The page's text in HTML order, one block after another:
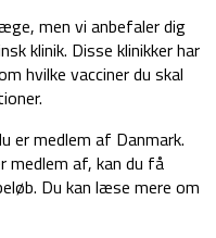
men vi anbefaler dig
klinik. Disse klinikker har
hvilke vacciner du skal
er medlem af Danmark.
medlem af, kan du få
Du kan læse mere om